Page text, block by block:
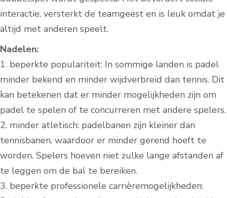
interactie, versterkt de teamgeest en is leuk omdat je
altijd met anderen speelt.
Nadelen:
1. beperkte populariteit: In sommige landen is padel
minder bekend en minder wijdverbreid dan tennis. Dit
kan betekenen dat er minder mogelijkheden zijn om
padel te spelen of te concurreren met andere spelers.
2. minder atletisch: padelbanen zijn kleiner dan
tennisbanen, waardoor er minder gerend hoeft te
worden. Spelers hoeven niet zulke lange afstanden af
te leggen om de bal te bereiken.
3. beperkte professionele carrièremogelijkheden: